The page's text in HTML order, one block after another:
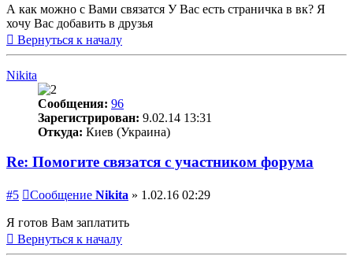
А как можно с Вами связатся У Вас есть страничка в вк? Я
хочу Вас добавить в друзья
Вернуться к началу
Nikita
Сообщения: 96
Зарегистрирован: 9.02.14 13:31
Откуда: Киев (Украина)
Re: Помогите связатся с участником форума
#5 Сообщение Nikita » 1.02.16 02:29
Я готов Вам заплатить
Вернуться к началу